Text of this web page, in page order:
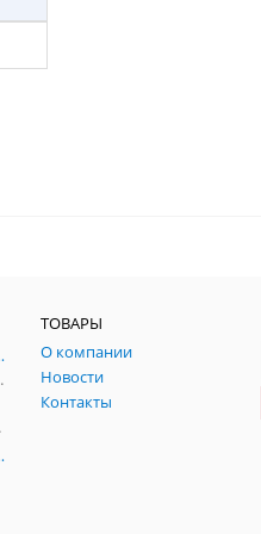
ГНСС
помех
помех
ТОВАРЫ
О компании
Новости
Контакты